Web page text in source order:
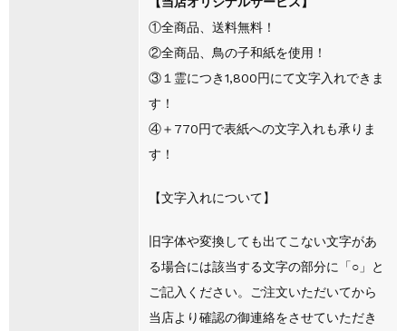
①全商品、送料無料！
②全商品、鳥の子和紙を使用！
③１霊につき1,800円にて文字入れできま
す！
④＋770円で表紙への文字入れも承りま
す！
【文字入れについて】
旧字体や変換しても出てこない文字があ
る場合には該当する文字の部分に「○」と
ご記入ください。ご注文いただいてから
当店より確認の御連絡をさせていただき